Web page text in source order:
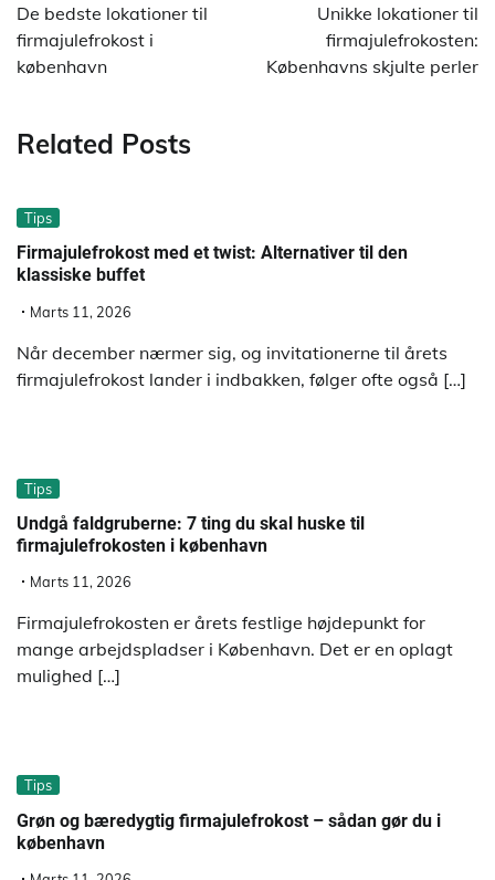
De bedste lokationer til
firmajulefrokost i
københavn
Unikke lokationer til
firmajulefrokosten:
Københavns skjulte perler
Related Posts
Tips
Firmajulefrokost med et twist: Alternativer til den
klassiske buffet
Marts 11, 2026
Når december nærmer sig, og invitationerne til årets
firmajulefrokost lander i indbakken, følger ofte også […]
Tips
Undgå faldgruberne: 7 ting du skal huske til
firmajulefrokosten i københavn
Marts 11, 2026
Firmajulefrokosten er årets festlige højdepunkt for
mange arbejdspladser i København. Det er en oplagt
mulighed […]
Tips
Grøn og bæredygtig firmajulefrokost – sådan gør du i
københavn